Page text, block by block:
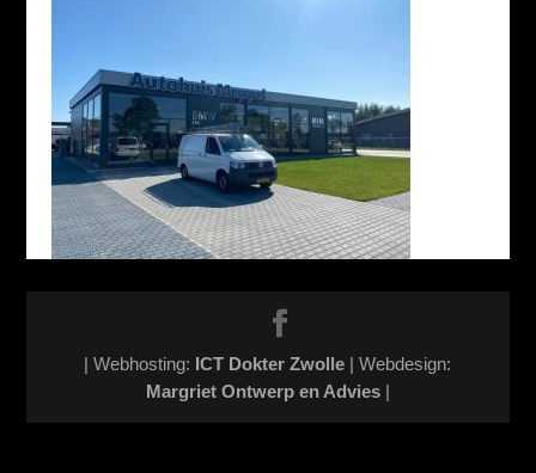
| Webhosting: ICT Dokter Zwolle | Webdesign:
Margriet Ontwerp en Advies|